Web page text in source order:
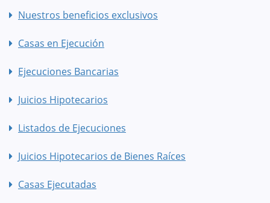
Nuestros beneficios exclusivos
Casas en Ejecución
Ejecuciones Bancarias
Juicios Hipotecarios
Listados de Ejecuciones
Juicios Hipotecarios de Bienes Raíces
Casas Ejecutadas